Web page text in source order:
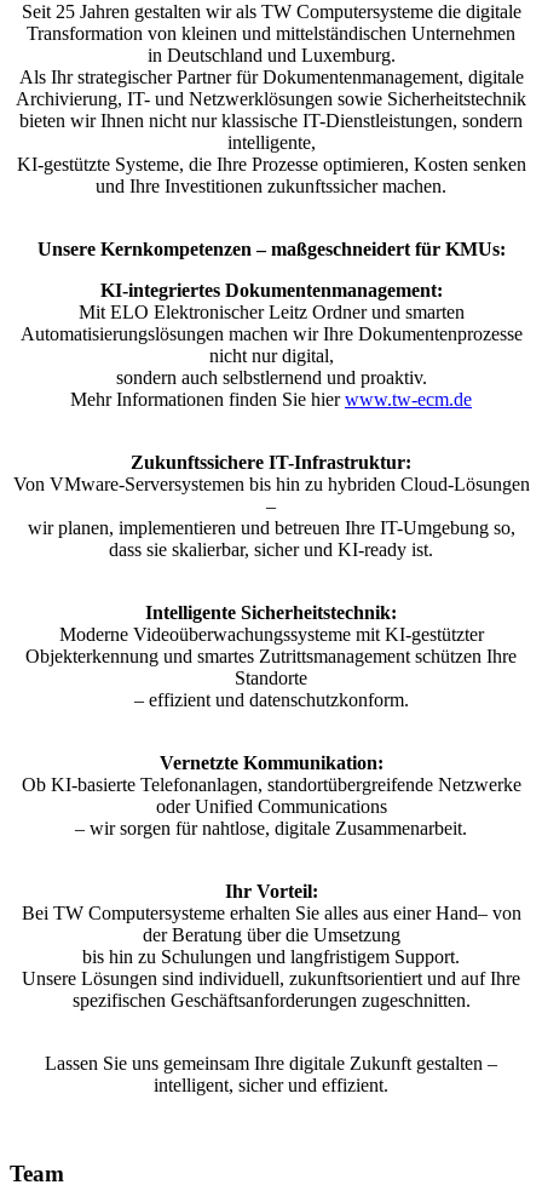
Seit 25 Jahren gestalten wir als TW Computersysteme die digitale
Transformation von kleinen und mittelständischen Unternehmen
in Deutschland und Luxemburg.
Als Ihr strategischer Partner für Dokumentenmanagement, digitale
Archivierung, IT- und Netzwerklösungen sowie Sicherheitstechnik
bieten wir Ihnen nicht nur klassische IT-Dienstleistungen, sondern
intelligente,
KI-gestützte Systeme, die Ihre Prozesse optimieren, Kosten senken
und Ihre Investitionen zukunftssicher machen.
Unsere Kernkompetenzen – maßgeschneidert für KMUs:
KI-integriertes Dokumentenmanagement:
Mit ELO Elektronischer Leitz Ordner und smarten
Automatisierungslösungen machen wir Ihre Dokumentenprozesse
nicht nur digital,
sondern auch selbstlernend und proaktiv.
Mehr Informationen finden Sie hierwww.tw-ecm.de
Zukunftssichere IT-Infrastruktur:
Von VMware-Serversystemen bis hin zu hybriden Cloud-Lösungen
–
wir planen, implementieren und betreuen Ihre IT-Umgebung so,
dass sie skalierbar, sicher und KI-ready ist.
Intelligente Sicherheitstechnik:
Moderne Videoüberwachungssysteme mit KI-gestützter
Objekterkennung und smartes Zutrittsmanagement schützen Ihre
Standorte
– effizient und datenschutzkonform.
Vernetzte Kommunikation:
Ob KI-basierte Telefonanlagen, standortübergreifende Netzwerke
oder Unified Communications
– wir sorgen für nahtlose, digitale Zusammenarbeit.
Ihr Vorteil:
Bei TW Computersysteme erhalten Sie alles aus einer Hand– von
der Beratung über die Umsetzung
bis hin zu Schulungen und langfristigem Support.
Unsere Lösungen sind individuell, zukunftsorientiert und auf Ihre
spezifischen Geschäftsanforderungen zugeschnitten.
Lassen Sie uns gemeinsam Ihre digitale Zukunft gestalten –
intelligent, sicher und effizient.
Team